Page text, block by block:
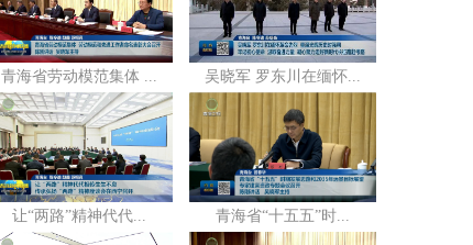
青海省劳动模范集体 ...
让“两路”精神代代...
吴晓军 罗东川在缅怀...
青海省“十五五”时...